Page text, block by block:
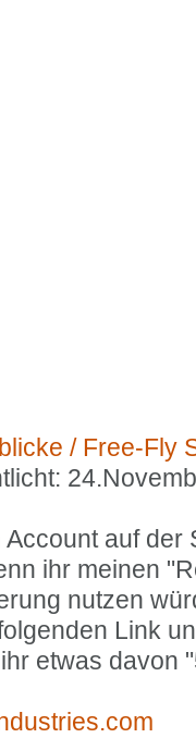
/ Free-Fly
auf
ihr meinen
nutzen
Link
etwas davon